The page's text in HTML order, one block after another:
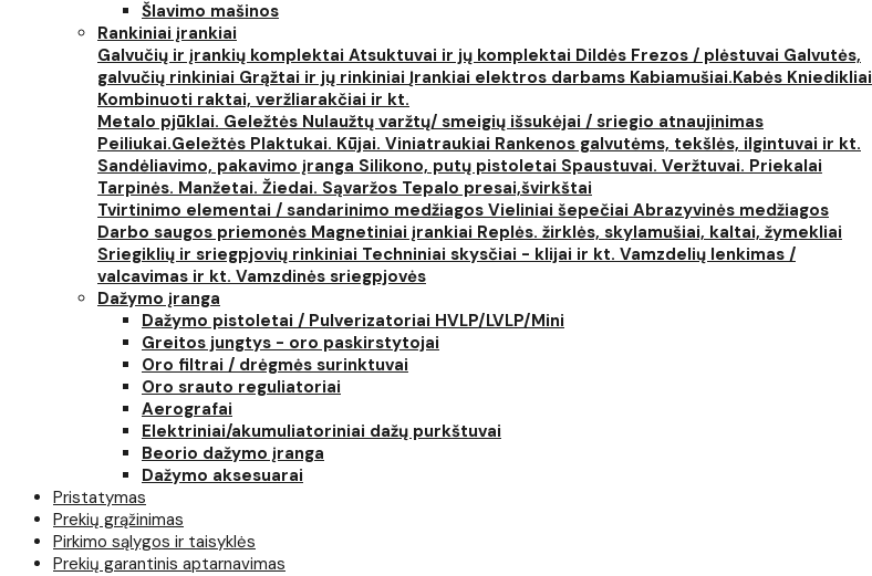
Šlavimo mašinos
Rankiniai įrankiai
Galvučių ir įrankių komplektai Atsuktuvai ir jų komplektai Dildės Frezos / plėstuvai Galvutės,
galvučių rinkiniai Grąžtai ir jų rinkiniai Įrankiai elektros darbams Kabiamušiai.Kabės Kniedikliai
Kombinuoti raktai, veržliarakčiai ir kt.
Metalo pjūklai. Geležtės Nulaužtų varžtų/ smeigių išsukėjai / sriegio atnaujinimas
Peiliukai.Geležtės Plaktukai. Kūjai. Viniatraukiai Rankenos galvutėms, tekšlės, ilgintuvai ir kt.
Sandėliavimo, pakavimo įranga Silikono, putų pistoletai Spaustuvai. Veržtuvai. Priekalai
Tarpinės. Manžetai. Žiedai. Sąvaržos Tepalo presai,švirkštai
Tvirtinimo elementai / sandarinimo medžiagos Vieliniai šepečiai Abrazyvinės medžiagos
Darbo saugos priemonės Magnetiniai įrankiai Replės. žirklės, skylamušiai, kaltai, žymekliai
Sriegiklių ir sriegpjovių rinkiniai Techniniai skysčiai - klijai ir kt. Vamzdelių lenkimas /
valcavimas ir kt. Vamzdinės sriegpjovės
Dažymo įranga
Dažymo pistoletai / Pulverizatoriai HVLP/LVLP/Mini
Greitos jungtys - oro paskirstytojai
Oro filtrai / drėgmės surinktuvai
Oro srauto reguliatoriai
Aerografai
Elektriniai/akumuliatoriniai dažų purkštuvai
Beorio dažymo įranga
Dažymo aksesuarai
Pristatymas
Prekių grąžinimas
Pirkimo sąlygos ir taisyklės
Prekių garantinis aptarnavimas